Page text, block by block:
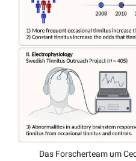
Das Forscherteam um